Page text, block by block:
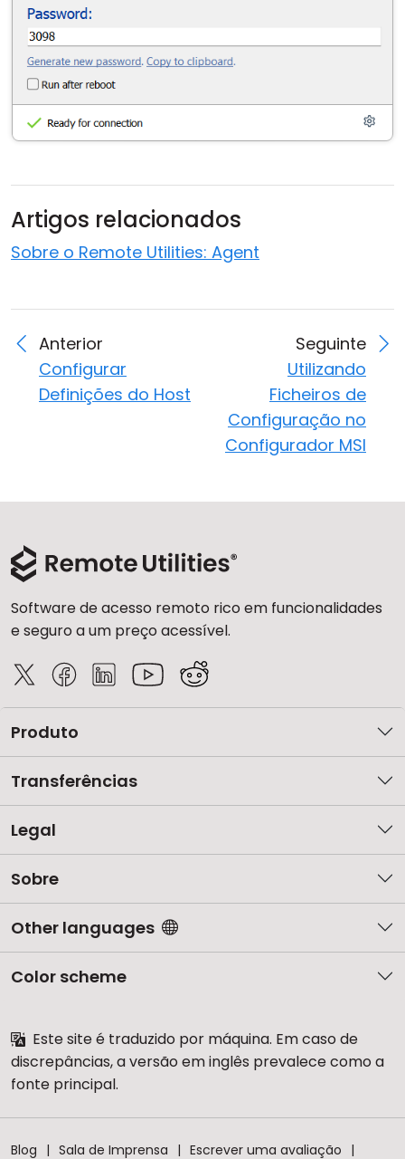
Artigos relacionados
Sobre o Remote Utilities: Agent
Anterior
Configurar
Definições do Host
Seguinte
Utilizando
Ficheiros de
Configuração no
Configurador MSI
Software de acesso remoto rico em funcionalidades
e seguro a um preço acessível.
Produto
Transferências
Legal
Sobre
Other languages
Color scheme
Este site é traduzido por máquina. Em caso de
discrepâncias, a versão em inglês prevalece como a
fonte principal.
Blog Sala de Imprensa Escrever uma avaliação